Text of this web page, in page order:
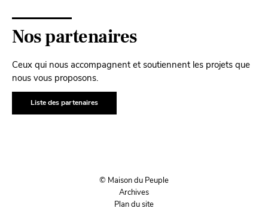
Nos partenaires
Ceux qui nous accompagnent et soutiennent les projets que
nous vous proposons.
Liste des partenaires
© Maison du Peuple
Archives
Plan du site